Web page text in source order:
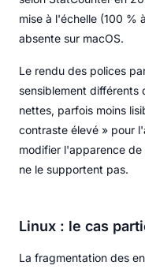
mise à l'échelle (100 %
absente sur macOS.
Le rendu des polices
sensiblement différents
nettes, parfois moins
contraste élevé » pour
modifier l'apparence
ne le supportent pas.
Linux : le cas
La fragmentation des